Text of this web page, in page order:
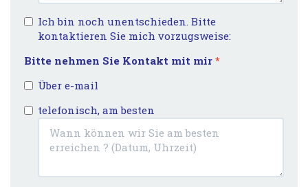
Ich bin noch unentschieden. Bitte
kontaktieren Sie mich vorzugsweise:
Bitte nehmen Sie Kontakt mit mir *
Über e-mail
telefonisch, am besten